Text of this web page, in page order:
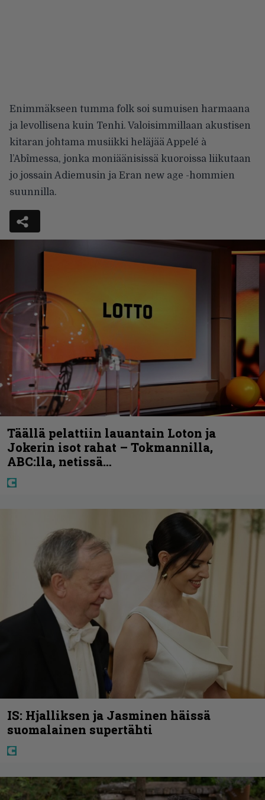
Enimmäkseen tumma folk soi sumuisen harmaana
ja levollisena kuin Tenhi. Valoisimmillaan akusti­sen
kitaran johtama musiikki helä­jää Appelé à
l’Abîmessa, jonka mo­niäänisissä kuoroissa liikutaan
jo jossain Adiemusin ja Eran new age -hommien
suunnilla.
Täällä pelattiin lauantain Loton ja
Jokerin isot rahat – Tokmannilla,
ABC:lla, netissä…
IS: Hjalliksen ja Jasminen häissä
suomalainen supertähti